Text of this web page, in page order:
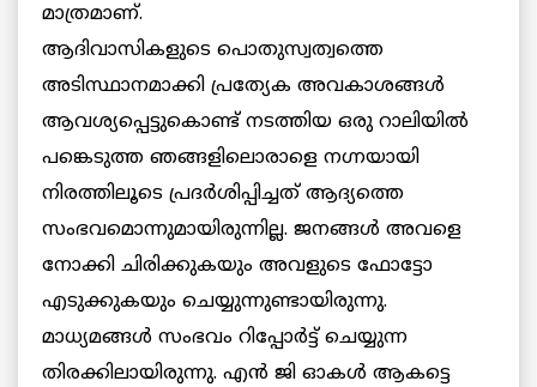
മാത്രമാണ്.
ആദിവാസികളുടെ പൊതുസ്വത്വത്തെ
അടിസ്ഥാനമാക്കി പ്രത്യേക അവകാശങ്ങള്‍
ആവശ്യപ്പെട്ടുകൊണ്ട് നടത്തിയ ഒരു റാലിയില്‍
പങ്കെടുത്ത ഞങ്ങളിലൊരാളെ നഗ്നയായി
നിരത്തിലൂടെ പ്രദര്‍ശിപ്പിച്ചത് ആദ്യത്തെ
സംഭവമൊന്നുമായിരുന്നില്ല. ജനങ്ങള്‍ അവളെ
നോക്കി ചിരിക്കുകയും അവളുടെ ഫോട്ടോ
എടുക്കുകയും ചെയ്യുന്നുണ്ടായിരുന്നു.
മാധ്യമങ്ങള്‍ സംഭവം റിപ്പോര്‍ട്ട് ചെയ്യുന്ന
തിരക്കിലായിരുന്നു. എന്‍ ജി ഓകള്‍ ആകട്ടെ